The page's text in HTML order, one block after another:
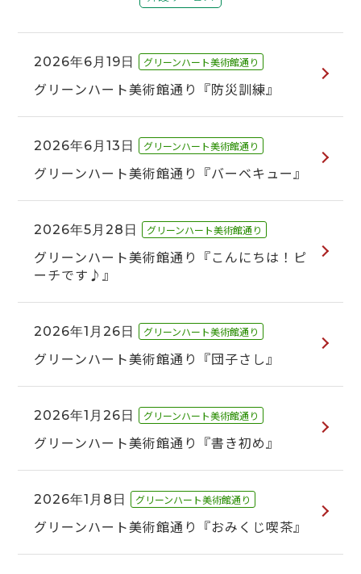
2026年6月19日 グリーンハート美術館通り
グリーンハート美術館通り『防災訓練』
2026年6月13日 グリーンハート美術館通り
グリーンハート美術館通り『バーベキュー』
2026年5月28日 グリーンハート美術館通り
グリーンハート美術館通り『こんにちは！ピ
ーチです♪』
2026年1月26日 グリーンハート美術館通り
グリーンハート美術館通り『団子さし』
2026年1月26日 グリーンハート美術館通り
グリーンハート美術館通り『書き初め』
2026年1月8日 グリーンハート美術館通り
グリーンハート美術館通り『おみくじ喫茶』